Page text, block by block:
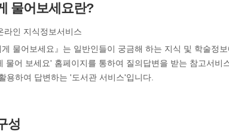
물어보세요란?
라인 지식정보서비스
게 물어보세요』는 일반인들이 궁금해 하는 지식 및 학술정
물어 보세요' 홈페이지를 통하여 질의답변을 받는 참고서비
용하여 답변하는 '도서관 서비스'입니다.
성